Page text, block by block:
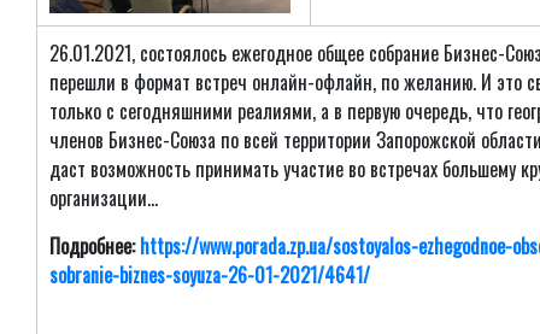
26.01.2021, состоялось ежегодное общее собрание Бизнес-
перешли в формат встреч онлайн-офлайн, по желанию. И это
только с сегодняшними реалиями, а в первую очередь, что
членов Бизнес-Союза по всей территории Запорожской
даст возможность принимать участие во встречах большему
организации...
Подробнее:https://www.porada.zp.ua/sostoyalos-ezhegodnoe-
sobranie-biznes-soyuza-26-01-2021/4641/